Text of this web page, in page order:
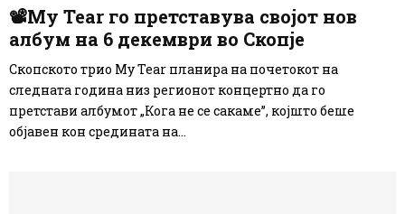
📽My Tear го претставува својот нов
албум на 6 декември во Скопје
Скопското трио My Tear планира на почетокот на
следната година низ регионот концертно да го
претстави албумот „Кога не се сакаме”, којшто беше
објавен кон средината на...